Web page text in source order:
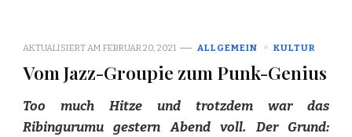
AKTUALISIERT AM FEBRUAR 20, 2021 ALLGEMEIN KULTUR
Vom Jazz-Groupie zum Punk-Genius
Too much Hitze und trotzdem war das
Ribingurumu gestern Abend voll. Der Grund: